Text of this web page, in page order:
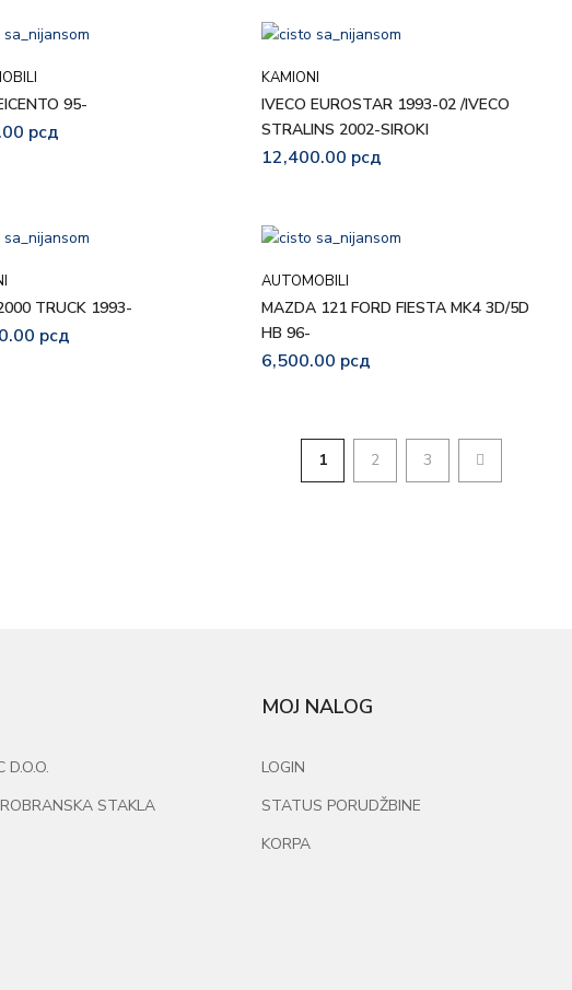
95-
рсд
KAMIONI
IVECO EUROSTAR 1993-02 /IVECO
STRALINS 2002-SIROKI
12,400.00 рсд
TRUCK 1993-
рсд
AUTOMOBILI
MAZDA 121 FORD FIESTA MK4 3D/5D
HB 96-
6,500.00 рсд
1 2 3
D.O.O.
STAKLA
MOJ NALOG
LOGIN
STATUS PORUDŽBINE
KORPA